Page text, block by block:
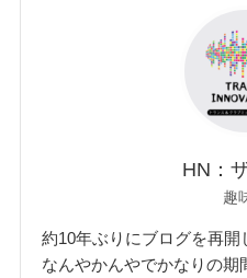
HN：
趣
約10年ぶりにブログを再開
なんやかんやでかなりの期